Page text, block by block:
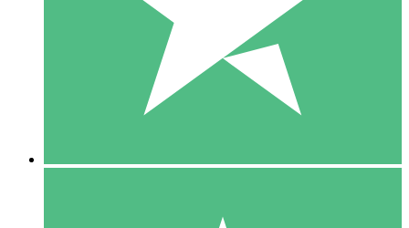
1 Téléchargement
10 00